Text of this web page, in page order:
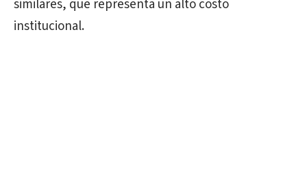
similares, que representa un alto costo
institucional.